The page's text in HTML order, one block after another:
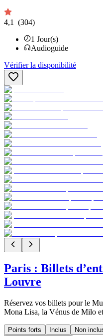
4,1
(304)
1 Jour(s)
Audioguide
Vérifier la disponibilité
Paris : Billets
Louvre
Réservez vos billets pour le
Mona Lisa, la Vénus de Milo
Points forts Inclus Non